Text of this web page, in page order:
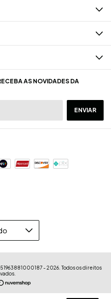
AS NOVIDADES DA
- 2026. Todos os direitos